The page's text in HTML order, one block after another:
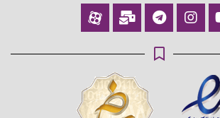
نشده اید؟ اکنون ثبت نام کنید
محافظت شده توسط